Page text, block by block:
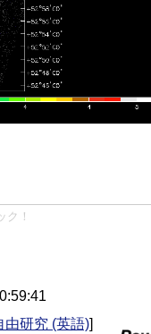
！
由研究 (英語)]